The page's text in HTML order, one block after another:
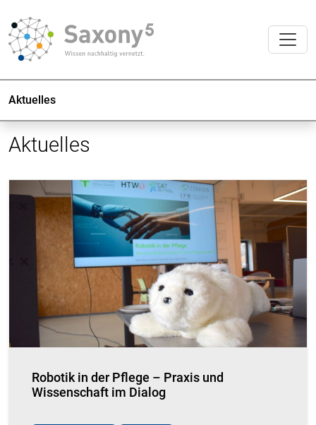
Aktuelles
Aktuelles
Robotik in der Pflege – Praxis und
Wissenschaft im Dialog